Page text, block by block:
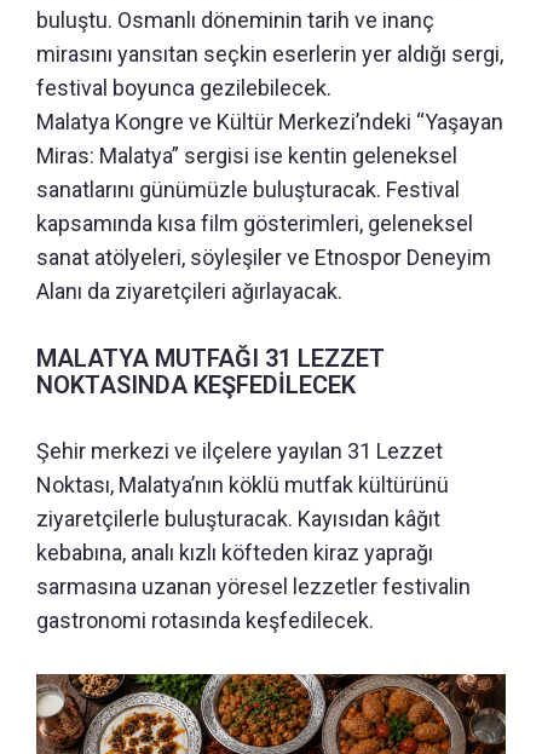
buluştu. Osmanlı döneminin tarih ve inanç
mirasını yansıtan seçkin eserlerin yer aldığı sergi,
festival boyunca gezilebilecek.
Malatya Kongre ve Kültür Merkezi’ndeki “Yaşayan
Miras: Malatya” sergisi ise kentin geleneksel
sanatlarını günümüzle buluşturacak. Festival
kapsamında kısa film gösterimleri, geleneksel
sanat atölyeleri, söyleşiler ve Etnospor Deneyim
Alanı da ziyaretçileri ağırlayacak.
MALATYA MUTFAĞI 31 LEZZET
NOKTASINDA KEŞFEDİLECEK
Şehir merkezi ve ilçelere yayılan 31 Lezzet
Noktası, Malatya’nın köklü mutfak kültürünü
ziyaretçilerle buluşturacak. Kayısıdan kâğıt
kebabına, analı kızlı köfteden kiraz yaprağı
sarmasına uzanan yöresel lezzetler festivalin
gastronomi rotasında keşfedilecek.